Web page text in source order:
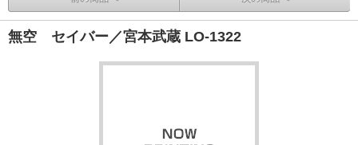
無空 セイバー／宮本武蔵 LO-1322